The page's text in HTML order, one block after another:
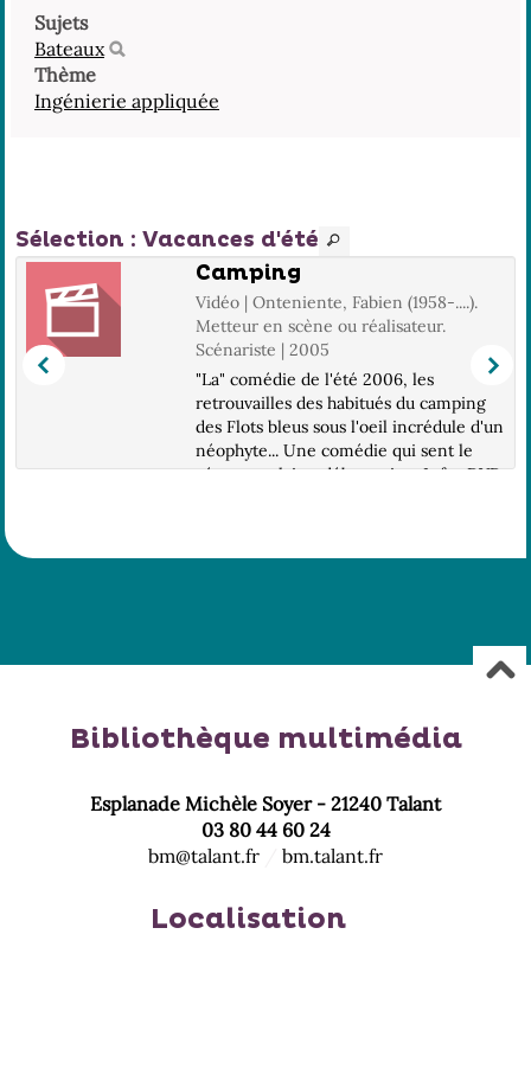
Sujets
Bateaux
Thème
Ingénierie appliquée
Sélection : Vacances d'été
Camping
Vidéo | Onteniente, Fabien (1958-....).
Metteur en scène ou réalisateur.
Scénariste | 2005
"La" comédie de l'été 2006, les
retrouvailles des habitués du camping
des Flots bleus sous l'oeil incrédule d'un
néophyte... Une comédie qui sent le
vécu, populaire, débonnaire.. Infos DVD
Bibliothèque multimédia
Esplanade Michèle Soyer - 21240 Talant
03 80 44 60 24
bm@talant.fr
bm.talant.fr
Localisation